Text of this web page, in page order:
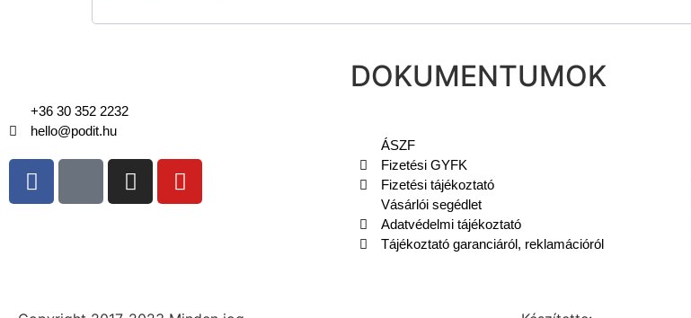
+36 30 352 2232
hello@podit.hu
DOKUMENTUMOK
ÁSZF
Fizetési GYFK
Fizetési tájékoztató
Vásárlói segédlet
Adatvédelmi tájékoztató
Tájékoztató garanciáról, reklamációról